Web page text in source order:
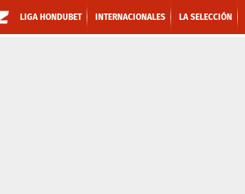
LIGA HONDUBET INTERNACIONALES LA SELECCIÓN